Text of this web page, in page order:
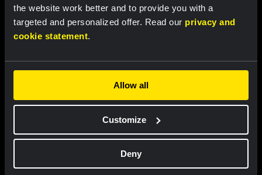
the website work better and to provide you with a
targeted and personalized offer. Read our privacy and
cookie statement.
Allow all
Customize
Deny
Beenstukken - Team Visma |
Lease a Bike
Wielersokken 2026 - Team
Visma | Lease a Bike